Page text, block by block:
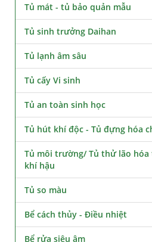
Tủ mát - tủ bảo quản mẫu
Tủ sinh trưởng Daihan
Tủ lạnh âm sâu
Tủ cấy Vi sinh
Tủ an toàn sinh học
Tủ hút khí độc - Tủ đựng hóa
Tủ môi trường/ Tủ thử lão
khí hậu
Tủ so màu
Bể cách thủy - Điều nhiệt
Bể rửa siêu âm